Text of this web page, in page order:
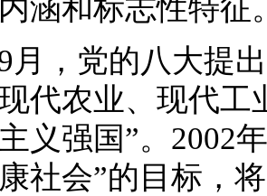
涵和标志性特征
月，党的八大提
代农业、现代
义强国”。2002
社会”的目标，